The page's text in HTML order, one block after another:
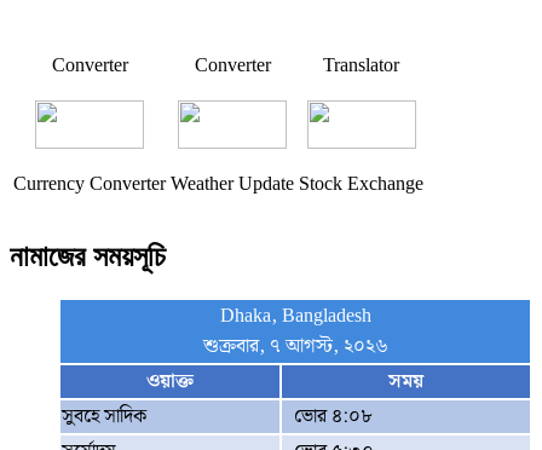
Converter Converter Translator
Currency Converter Weather Update Stock Exchange
নামাজের সময়সূচি
Dhaka, Bangladesh
শুক্রবার, ৭ আগস্ট, ২০২৬
ওয়াক্ত
সময়
সুবহে সাদিক
ভোর ৪:০৮